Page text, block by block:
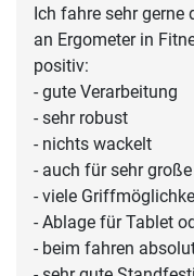
Ich fahre sehr
an Ergometer in
positiv:
- gute Verarbeitung
- sehr robust
- nichts wackelt
- auch für sehr
- viele
- Ablage für Tablet
- beim fahren